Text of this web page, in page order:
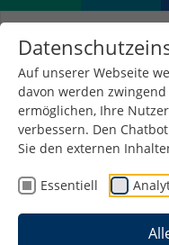
Auf unserer Webseite
davon werden
ermöglichen, Ihre
verbessern. Den
Sie den externen
Essentiell